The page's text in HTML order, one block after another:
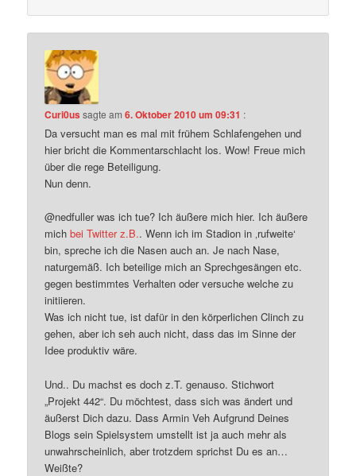
Curi0us sagte am6. Oktober 2010 um 09:31 :
Da versucht man es mal mit frühem Schlafengehen und
hier bricht die Kommentarschlacht los. Wow! Freue mich
über die rege Beteiligung.
Nun denn.
@nedfuller was ich tue? Ich äußere mich hier. Ich äußere
michbei Twitter z.B.. Wenn ich im Stadion in ‚rufweite‘
bin, spreche ich die Nasen auch an. Je nach Nase,
naturgemäß. Ich beteilige mich an Sprechgesängen etc.
gegen bestimmtes Verhalten oder versuche welche zu
initiieren.
Was ich nicht tue, ist dafür in den körperlichen Clinch zu
gehen, aber ich seh auch nicht, dass das im Sinne der
Idee produktiv wäre.
Und.. Du machst es doch z.T. genauso. Stichwort
„Projekt 442“. Du möchtest, dass sich was ändert und
äußerst Dich dazu. Dass Armin Veh Aufgrund Deines
Blogs sein Spielsystem umstellt ist ja auch mehr als
unwahrscheinlich, aber trotzdem sprichst Du es an…
Weißte?